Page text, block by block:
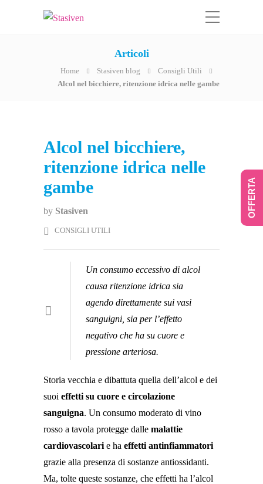
Articoli
Home Stasiven blog
Consigli Utili
Alcol nel bicchiere, ritenzione idrica nelle gambe
Alcol nel bicchiere,
ritenzione idrica nelle
gambe
by Stasiven
CONSIGLI UTILI
Un consumo eccessivo di alcol
causa ritenzione idrica sia
agendo direttamente sui vasi
sanguigni, sia per l’effetto
negativo che ha su cuore e
pressione arteriosa.
Storia vecchia e dibattuta quella dell’alcol e dei
suoi effetti su cuore e circolazione
sanguigna. Un consumo moderato di vino
rosso a tavola protegge dalle malattie
cardiovascolari e ha effetti antinfiammatori
grazie alla presenza di sostanze antiossidanti.
Ma, tolte queste sostanze, che effetti ha l’alcol
OFFERTA